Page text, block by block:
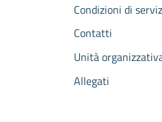
Condizioni di
Contatti
Unità
Allegati